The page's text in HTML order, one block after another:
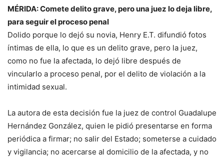
MÉRIDA: Comete delito grave, pero una juez lo deja libre,
para seguir el proceso penal
Dolido porque lo dejó su novia, Henry E.T. difundió fotos
íntimas de ella, lo que es un delito grave, pero la juez,
como no fue la afectada, lo dejó libre después de
vincularlo a proceso penal, por el delito de violación a la
intimidad sexual.
La autora de esta decisión fue la juez de control Guadalupe
Hernández González, quien le pidió presentarse en forma
periódica a firmar; no salir del Estado; someterse a cuidado
y vigilancia; no acercarse al domicilio de la afectada, y no